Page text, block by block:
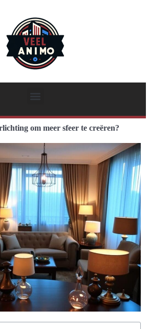
om meer sfeer te creëren?